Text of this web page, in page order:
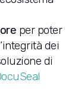
per poter
dei
di